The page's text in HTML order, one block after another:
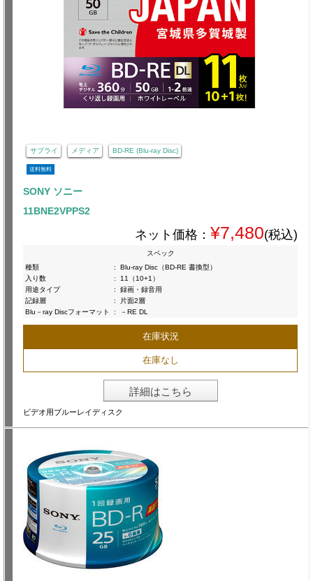
サプライ メディア BD-RE (Blu-ray Disc)
送料無料
SONY ソニー
11BNE2VPPS2
ネット価格： ¥7,480(税込)
スペック
種類
:
Blu-ray Disc（BD-RE 書換型）
入り数
:
11（10+1）
用途タイプ
:
録画・録音用
記録層
:
片面2層
Blu－ray Discフォーマット
: －RE DL
在庫状況
在庫なし
詳細はこちら
ビデオ用ブルーレイディスク